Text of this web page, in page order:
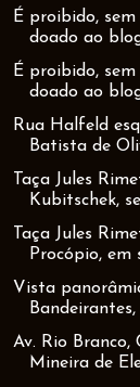
É proibido,
doado ao
É proibido,
doado ao
Rua Halfeld
Batista de
Taça Jules
Kubitschek,
Taça Jules
Procópio, em
Vista
Bandeirantes,
Av. Rio Branco,
Mineira de